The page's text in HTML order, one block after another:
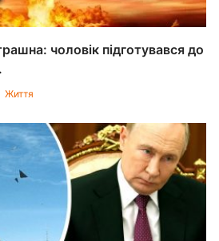
чоловік підготувався до
Життя